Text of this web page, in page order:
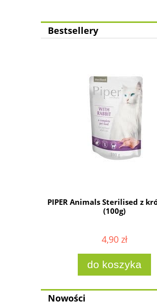
Bestsellery
PIPER Animals Sterilised z
(100g)
4,90 zł
do koszyka
Nowości